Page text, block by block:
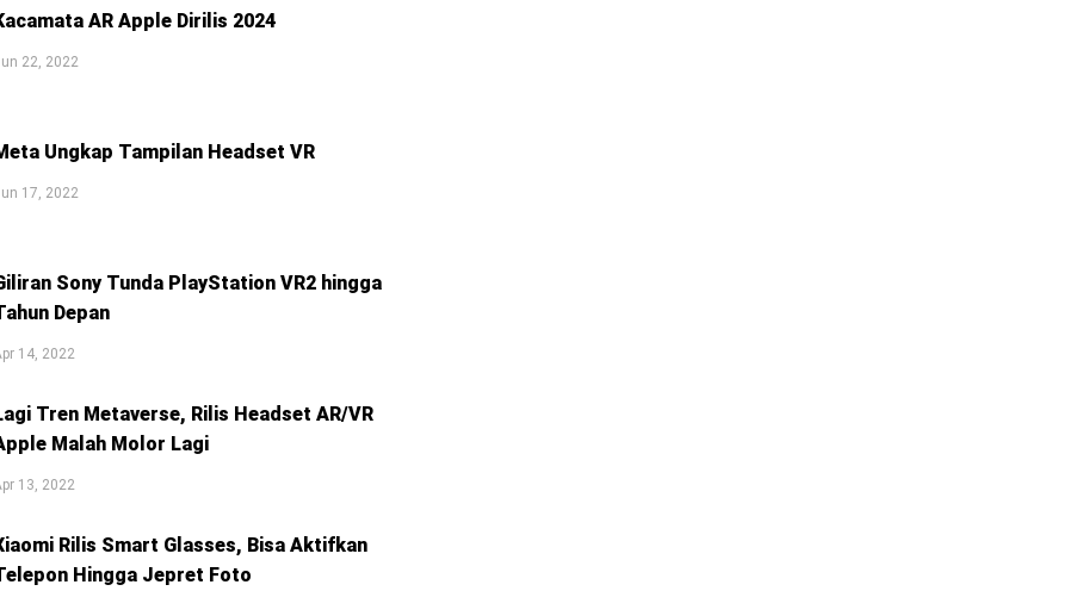
AR Apple Dirilis 2024
22, 2022
Ungkap Tampilan Headset VR
17, 2022
Sony Tunda PlayStation VR2 hingga
Depan
14, 2022
Tren Metaverse, Rilis Headset AR/VR
Malah Molor Lagi
13, 2022
Rilis Smart Glasses, Bisa Aktifkan
Hingga Jepret Foto